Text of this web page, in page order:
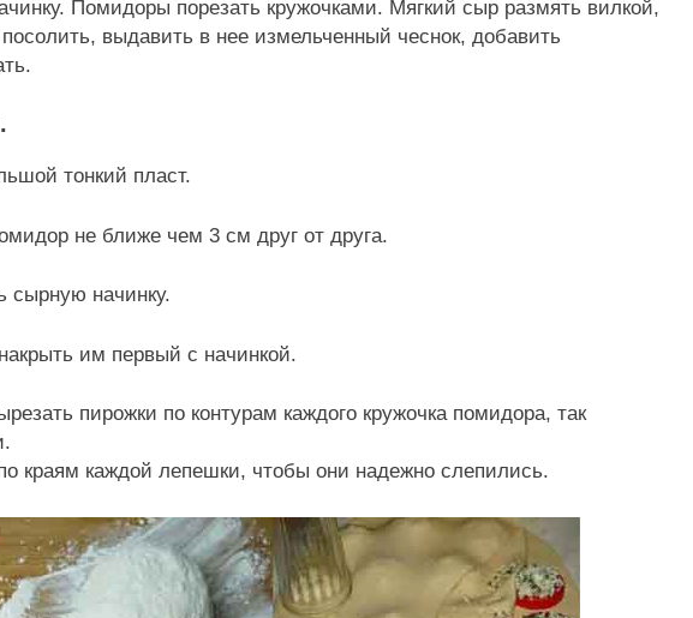
Помидоры порезать кружочками. Мягкий сыр размять вилкой,
выдавить в нее измельченный чеснок, добавить
тонкий пласт.
не ближе чем 3 см друг от друга.
сырную начинку.
им первый с начинкой.
пирожки по контурам каждого кружочка помидора, так
краям каждой лепешки, чтобы они надежно слепились.